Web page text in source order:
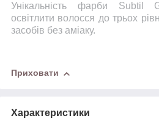
Унікальність фарби Subtil
освітлити волосся до трьох
засобів без аміаку.
Приховати
Характеристики